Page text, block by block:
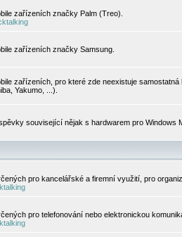
zařízeních značky Palm (Treo).
zařízeních značky Samsung.
zařízeních, pro které zde neexistuje
Yakumo, ...).
související nějak s hardwarem pro Windows
pro kancelářské a firemní využití, pro
pro telefonování nebo elektronickou